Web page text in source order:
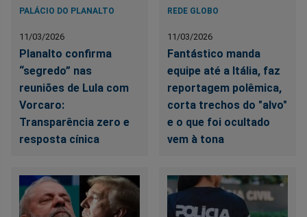
PALÁCIO DO PLANALTO
11/03/2026
Planalto confirma
“segredo” nas
reuniões de Lula com
Vorcaro:
Transparência zero e
resposta cínica
REDE GLOBO
11/03/2026
Fantástico manda
equipe até a Itália, faz
reportagem polêmica,
corta trechos do "alvo"
e o que foi ocultado
vem à tona